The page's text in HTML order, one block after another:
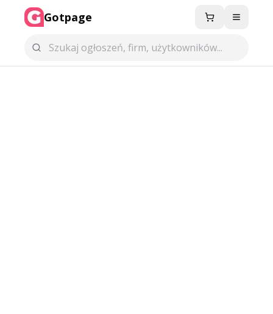
Gotpage Menu